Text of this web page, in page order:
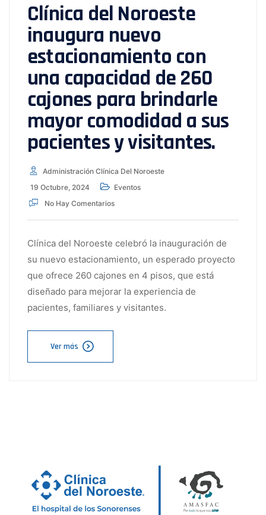
Clínica del Noroeste
inaugura nuevo
estacionamiento con
una capacidad de 260
cajones para brindarle
mayor comodidad a sus
pacientes y visitantes.
Administración Clínica Del Noroeste
19 Octubre, 2024
Eventos
No Hay Comentarios
Clínica del Noroeste celebró la inauguración de
su nuevo estacionamiento, un esperado proyecto
que ofrece 260 cajones en 4 pisos, que está
diseñado para mejorar la experiencia de
pacientes, familiares y visitantes.
Ver más